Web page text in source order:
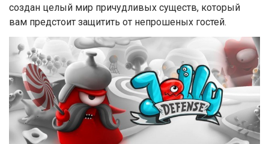
создан целый мир причудливых существ, который
вам предстоит защитить от непрошеных гостей.